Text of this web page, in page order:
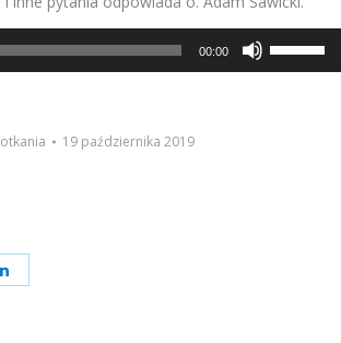
00:00
Używaj
strzałek
19 października 2019